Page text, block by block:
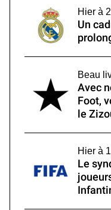
Hier à
Un
Beau
Avec
Foot,
le
Hier à
Le